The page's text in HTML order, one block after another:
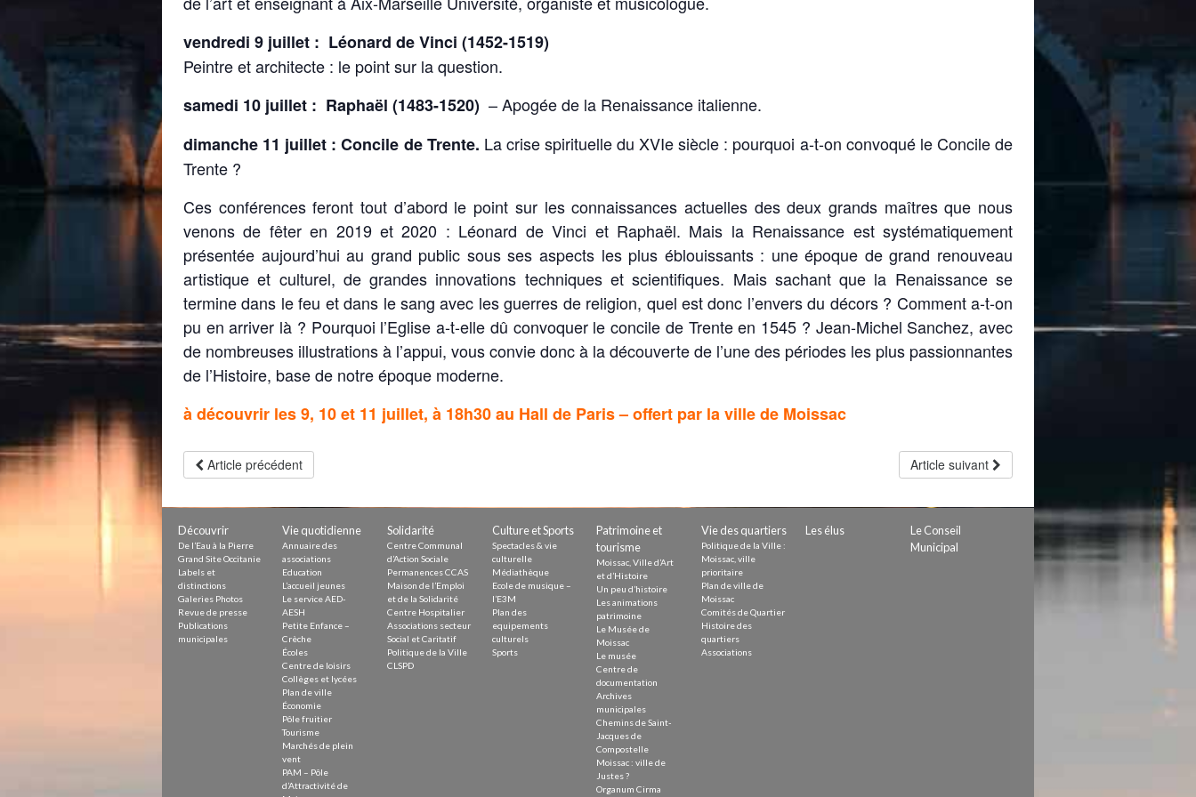
vendredi 9 juillet : Léonard de Vinci (1452-1519)
Peintre et architecte : le point sur la question.
samedi 10 juillet : Raphaël (1483-1520) – Apogée de la Renaissance italienne.
dimanche 11 juillet : Concile de Trente. La crise spirituelle du XVIe siècle : pourquoi a-t-on convoqué le Concile de
Trente ?
Ces conférences feront tout d’abord le point sur les connaissances actuelles des deux grands maîtres que nous
venons de fêter en 2019 et 2020 : Léonard de Vinci et Raphaël. Mais la Renaissance est systématiquement
présentée aujourd’hui au grand public sous ses aspects les plus éblouissants : une époque de grand renouveau
artistique et culturel, de grandes innovations techniques et scientifiques. Mais sachant que la Renaissance se
termine dans le feu et dans le sang avec les guerres de religion, quel est donc l’envers du décors ? Comment a-t-on
pu en arriver là ? Pourquoi l’Eglise a-t-elle dû convoquer le concile de Trente en 1545 ? Jean-Michel Sanchez, avec
de nombreuses illustrations à l’appui, vous convie donc à la découverte de l’une des périodes les plus passionnantes
de l’Histoire, base de notre époque moderne.
à découvrir les 9, 10 et 11 juillet, à 18h30 au Hall de Paris – offert par la ville de Moissac
Article précédent Article suivant
Découvrir
De l’Eau à la Pierre
Grand Site Occitanie
Labels et
distinctions
Galeries Photos
Revue de presse
Publications
municipales
Vie quotidienne
Annuaire des
associations
Education
L’accueil jeunes
Le service AED-
AESH
Petite Enfance –
Crèche
Écoles
Centre de loisirs
Collèges et lycées
Plan de ville
Économie
Pôle fruitier
Tourisme
Marchés de plein
vent
PAM – Pôle
d’Attractivité de
Solidarité
Centre Communal
d’Action Sociale
Permanences CCAS
Maison de l’Emploi
et de la Solidarité
Centre Hospitalier
Associations secteur
Social et Caritatif
Politique de la Ville
CLSPD
Culture et Sports
Spectacles & vie
culturelle
Médiathèque
Ecole de musique –
l’E3M
Plan des
equipements
culturels
Sports
Patrimoine et
tourisme
Moissac, Ville d’Art
et d’Histoire
Un peu d’histoire
Les animations
patrimoine
Le Musée de
Moissac
Le musée
Centre de
documentation
Archives
municipales
Chemins de Saint-
Jacques de
Compostelle
Moissac : ville de
Justes ?
Organum Cirma
Vie des quartiers
Politique de la Ville :
Moissac, ville
prioritaire
Plan de ville de
Moissac
Comités de Quartier
Histoire des
quartiers
Associations
Les élus
Le Conseil
Municipal